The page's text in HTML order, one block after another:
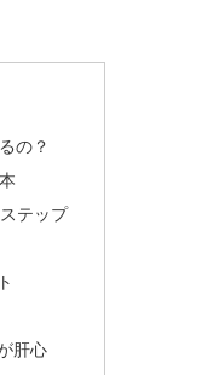
の？
テップ
肝心